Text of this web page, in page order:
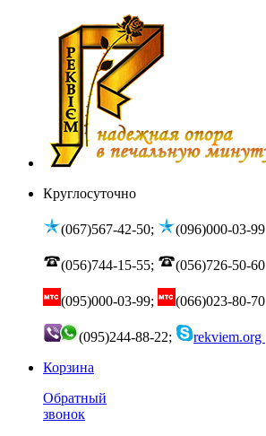
Круглосуточно
(067)567-42-50; (096)000-03-99
(056)744-15-55; (056)726-50-60
(095)000-03-99; (066)023-80-70
(095)244-88-22;
rekviem.org
Корзина
Обратный
звонок